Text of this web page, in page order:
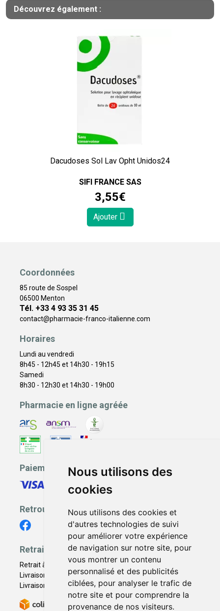
Nous utilisons des
cookies
Nous utilisons des cookies et
d'autres technologies de suivi
pour améliorer votre expérience
de navigation sur notre site, pour
vous montrer un contenu
personnalisé et des publicités
ciblées, pour analyser le trafic de
notre site et pour comprendre la
provenance de nos visiteurs.
Découvrez également :
Dacudoses Sol Lav Opht Unidos24
SIFI FRANCE SAS
3,55€
Ajouter
Coordonnées
85 route de Sospel
06500 Menton
Tél. +33 4 93 35 31 45
contact@pharmacie-franco-italienne.com
Horaires
Lundi au vendredi
8h45 - 12h45 et 14h30 - 19h15
Samedi
8h30 - 12h30 et 14h30 - 19h00
Pharmacie en ligne agréée
Paiement sécurisé
Retrouvez-nous
Retrait - Livraison
Retrait à la pharmacie - Click & Collect
Livraison en Point Relais
Livraison à domicile